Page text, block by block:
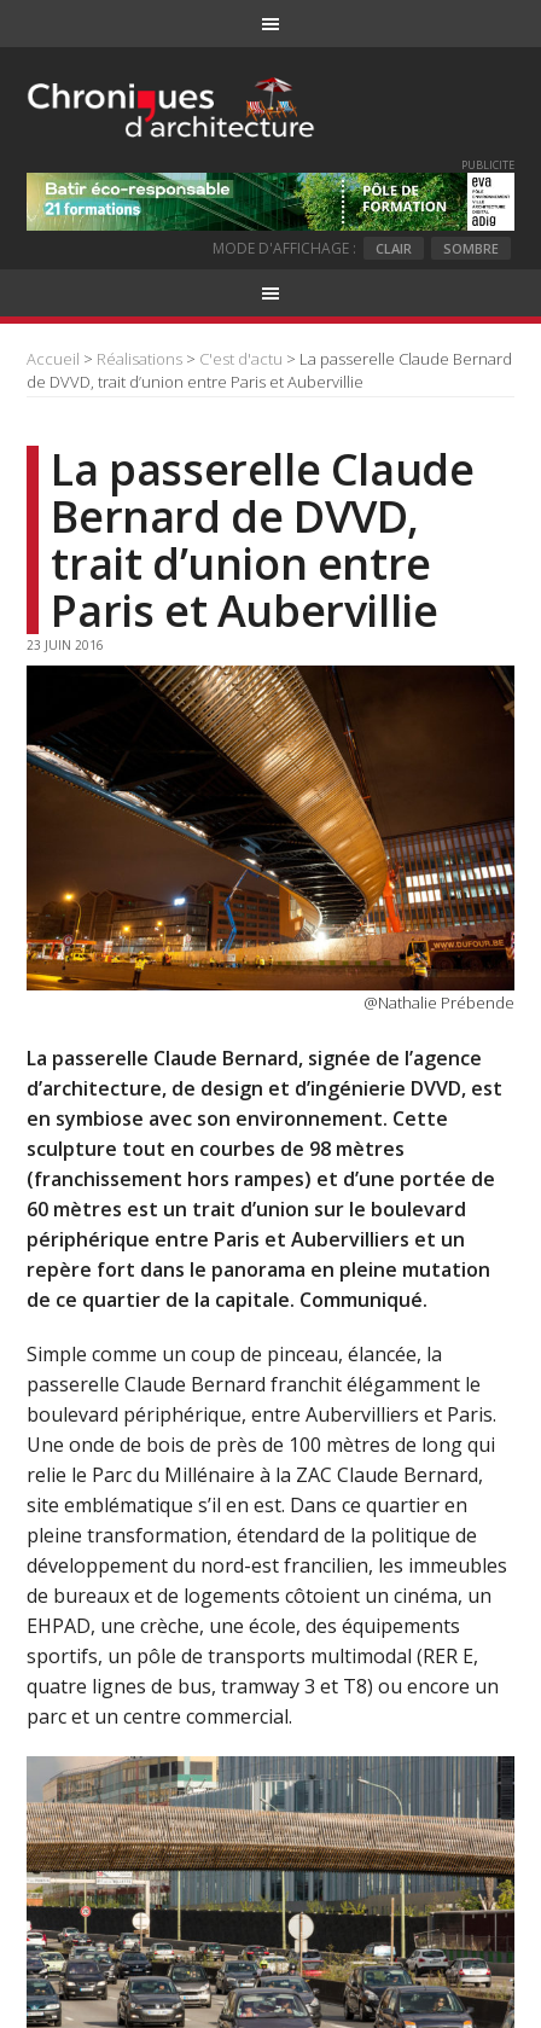
PUBLICITE
MODE D'AFFICHAGE : CLAIR SOMBRE
Accueil > Réalisations > C'est d'actu > La passerelle Claude Bernard
de DVVD, trait d’union entre Paris et Aubervillie
La passerelle Claude
Bernard de DVVD,
trait d’union entre
Paris et Aubervillie
23 JUIN 2016
@Nathalie Prébende
La passerelle Claude Bernard, signée de l’agence
d’architecture, de design et d’ingénierie DVVD, est
en symbiose avec son environnement. Cette
sculpture tout en courbes de 98 mètres
(franchissement hors rampes) et d’une portée de
60 mètres est un trait d’union sur le boulevard
périphérique entre Paris et Aubervilliers et un
repère fort dans le panorama en pleine mutation
de ce quartier de la capitale. Communiqué.
Simple comme un coup de pinceau, élancée, la
passerelle Claude Bernard franchit élégamment le
boulevard périphérique, entre Aubervilliers et Paris.
Une onde de bois de près de 100 mètres de long qui
relie le Parc du Millénaire à la ZAC Claude Bernard,
site emblématique s’il en est. Dans ce quartier en
pleine transformation, étendard de la politique de
développement du nord-est francilien, les immeubles
de bureaux et de logements côtoient un cinéma, un
EHPAD, une crèche, une école, des équipements
sportifs, un pôle de transports multimodal (RER E,
quatre lignes de bus, tramway 3 et T8) ou encore un
parc et un centre commercial.